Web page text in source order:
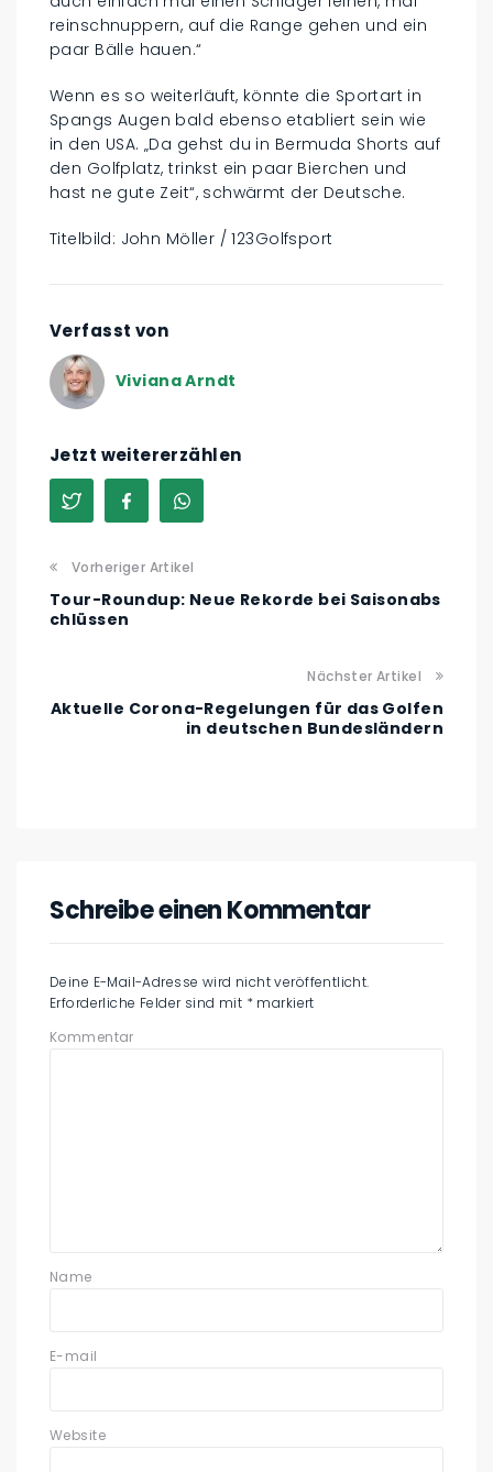
reinschnuppern, auf die Range gehen und ein
paar Bälle hauen.“
Wenn es so weiterläuft, könnte die Sportart in
Spangs Augen bald ebenso etabliert sein wie
in den USA. „Da gehst du in Bermuda Shorts auf
den Golfplatz, trinkst ein paar Bierchen und
hast ne gute Zeit“, schwärmt der Deutsche.
Titelbild: John Möller / 123Golfsport
Verfasst von
Viviana Arndt
Jetzt weitererzählen
Vorheriger Artikel
Tour-Roundup: Neue Rekorde bei Saisonabs
chlüssen
Nächster Artikel
Aktuelle Corona-Regelungen für das Golfen
in deutschen Bundesländern
Schreibe einen Kommentar
Deine E-Mail-Adresse wird nicht veröffentlicht.
Erforderliche Felder sind mit * markiert
Kommentar
Name
E-mail
Website